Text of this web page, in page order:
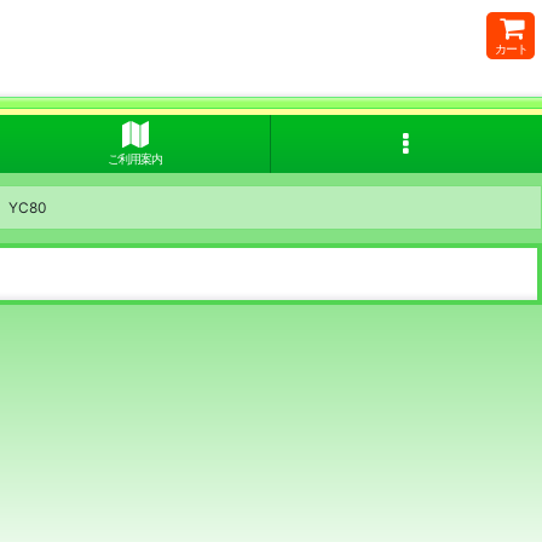
カート
ご利用案内
YC80